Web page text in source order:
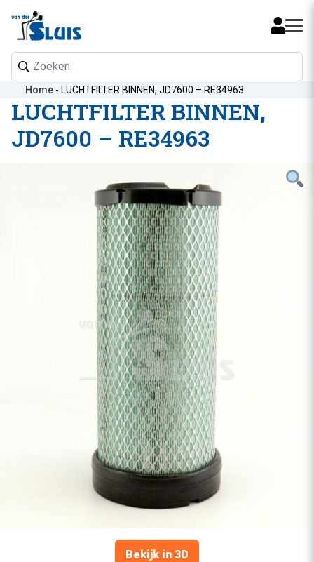
Mijn
Home - LUCHTFILTER BINNEN, JD7600 – RE34963
LUCHTFILTER BINNEN,
JD7600 – RE34963
Bekijk in 3D